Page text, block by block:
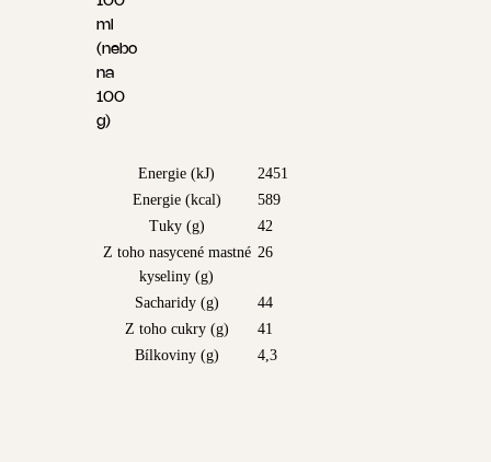
ml
(nebo
na
100
g)
Energie (kJ)
2451
Energie (kcal)
589
Tuky (g)
42
Z toho nasycené mastné
kyseliny (g)
26
Sacharidy (g)
44
Z toho cukry (g)
41
Bílkoviny (g)
4,3